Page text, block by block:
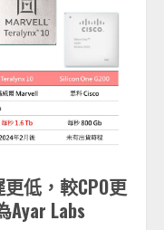
低，較CPO更
Ayar Labs